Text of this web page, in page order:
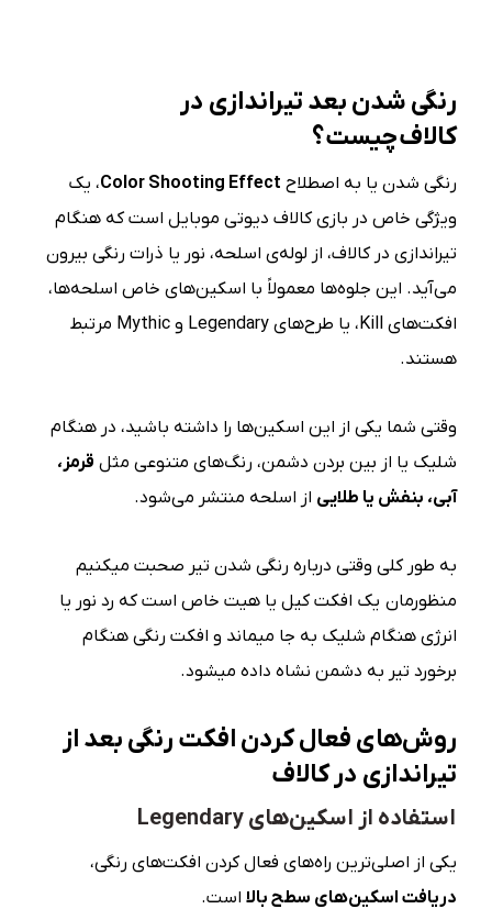
رنگی شدن بعد تیراندازی در
کالافچیست؟
رنگی شدن یا به اصطلاح Color Shooting Effect، یک
ویژگی خاص در بازی کالاف دیوتی موبایل است که هنگام
تیراندازی در کالاف، از لوله‌ی اسلحه، نور یا ذرات رنگی بیرون
می‌آید. این جلوه‌ها معمولاً با اسکین‌های خاص اسلحه‌ها،
افکت‌های Kill، یا طرح‌های Legendary و Mythic مرتبط
هستند.
وقتی شما یکی از این اسکین‌ها را داشته باشید، در هنگام
شلیک یا از بین بردن دشمن، رنگ‌های متنوعی مثل قرمز،
آبی، بنفش یا طلایی از اسلحه منتشر می‌شود.
به طور کلی وقتی درباره رنگی شدن تیر صحبت میکنیم
منظورمان یک افکت کیل یا هیت خاص است که رد نور یا
انرژی هنگام شلیک به جا میماند و افکت رنگی هنگام
برخورد تیر به دشمن نشاه داده میشود.
روش‌های فعال کردن افکت رنگی بعد از
تیراندازی در کالاف
استفاده از اسکین‌های Legendary
یکی از اصلی‌ترین راه‌های فعال کردن افکت‌های رنگی،
دریافت اسکین‌های سطح بالا است.